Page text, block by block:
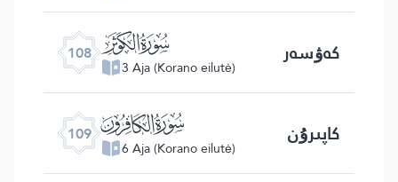
108 ﰙ
3 Aja (Korano eilutė) كەۋسەر
109 ﰚ
6 Aja (Korano eilutė) كاپىرۇن